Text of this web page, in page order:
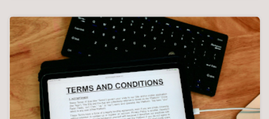
Ferdinand Bachinger